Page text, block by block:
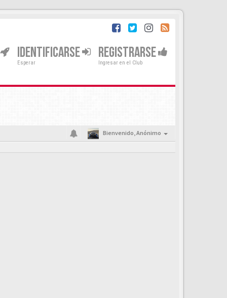
IDENTIFICARSE
Esperar
REGISTRARSE
Ingresar en el Club
Bienvenido,Anónimo